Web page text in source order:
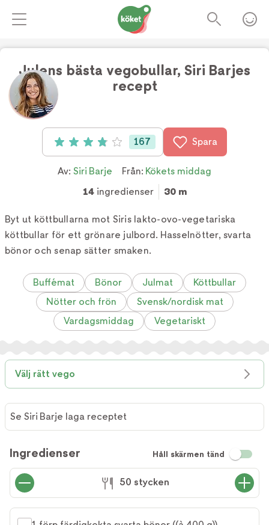
Julens bästa vegobullar, Siri Barjes
recept
Betyg: 3.9 av 5 (167 röster)
167 Spara
Av: Siri Barje Från: Kökets middag
14ingredienser 30 m
Byt ut köttbullarna mot Siris lakto-ovo-vegetariska
köttbullar för ett grönare julbord. Hasselnötter, svarta
bönor och senap sätter smaken.
Buffémat Bönor Julmat
Köttbullar
Nötter och frön
Svensk/nordisk mat
Vardagsmiddag
Vegetariskt
Välj rätt vego
Barje
laga
receptet
Se Siri Barje laga receptet
Ingredienser Håll skärmen tänd
50 stycken